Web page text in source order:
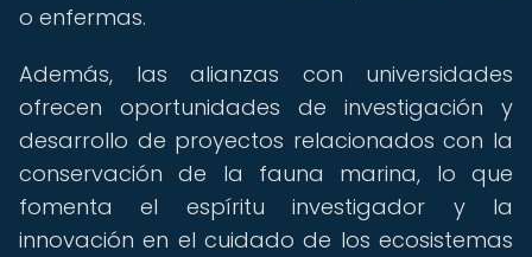
o enfermas.
Además, las alianzas con universidades
ofrecen oportunidades de investigación y
desarrollo de proyectos relacionados con la
conservación de la fauna marina, lo que
fomenta el espíritu investigador y la
innovación en el cuidado de los ecosistemas